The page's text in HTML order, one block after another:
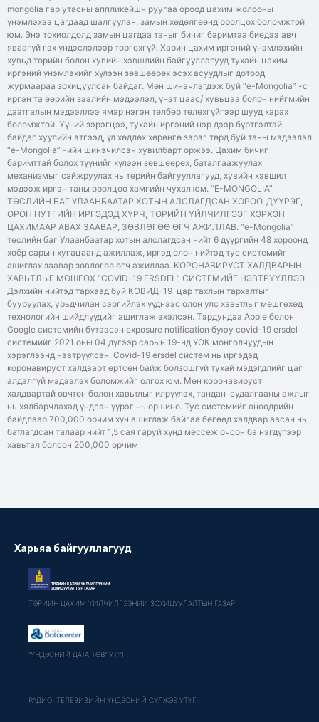
mongolia гар утасны аппликейшн руугаа ороод цахим жолооны
үнэмлэхээ цагдаад шалгуулан, замын хөдөлгөөнд оролцох боломжтой
юм. Энэ тохиолдолд замын цагдаа таныг бичиг баримтаа биедээ авч
яваагүй гэх үндэслэлээр торгохгүй. Харин цахим иргэний үнэмлэхийн
хувьд төрийн болон хувийн хэвшлийн байгууллагууд тухайн цахим
иргэний үнэмлэхийг хүлээн зөвшөөрөх эсэх асуудлыг дотоод
журмаараа зохицуулсан байдаг. Мөн шинэчлэгдэж буй “e-Mongolia” -с
иргэн та өөрийн зээлийн мэдээлэл, үнэт цаас/ хувьцаа болон нийгмийн
даатгалын мэдээллээ ямар нэгэн төлбөр төлөхгүйгээр шууд харах
боломжтой. Үүний зэрэгцээ, тухайн иргэний нэр дээр бүртгэлтэй
байдаг хуулийн этгээд, үл хөдлөх хөрөнгө зэрэг төрд буй таны мэдээлэл
“e-Mongolia” -ийн шинэчилсэн хувилбарт оржээ. Цахим бичиг
баримттай болох түүнийг хүлээн зөвшөөрөх, баталгаажуулах
механизмыг сайжруулах нь төрийн байгууллагууд, хувийн хэвшил
мэдээж иргэн таны оролцоо хамгийн чухал юм. “E-MONGOLIA”
ТӨСЛИЙН БАГ УЛААНБААТАР ХОТЫН АЛСЛАГДСАН ХОРОО, ДҮҮРЭГ,
ОРОН НУТГИЙН ИРГЭДЭД ХҮРЧ, ТӨРИЙН ҮЙЛЧИЛГЭЭГ ХЭРХЭН
ЦАХИМААР АВАХ ЗААВАР, ЗӨВЛӨГӨӨ ӨГЧ АЖИЛЛАВ. “e-Mongolia”
төслийн баг Улаанбаатар хотын алслагдсан нийт 6 дүүргийн 48 хороонд
хоёр сарын хугацаанд ажиллаж, иргэд олон нийтэд тус системийг
ашиглах заавар зөвлөгөө өгч ажиллаа. КОРОНАВИРУСТ ХАЛДВАРЫН
ХАВЬТЛЫГ МӨШГӨХ “COVID-19 ERSDEL” СИСТЕМИЙГ НЭВТРҮҮЛЛЭЭ
Дэлхийн нийтэд тархаад буй КОВИД-19 цар тахлын тархалтыг
бууруулах, урьдчилан сэргийлэх үүднээс олон улс хавьтлыг мөшгөхөд
технологийн шийдлүүдийг ашиглаж эхэлсэн. Тэрдундаа Apple болон
Google системийн бүтээсэн exposure notification буюу covid-19 ersdel
системийг 2021 оны 04 дүгээр сарын 19-нд УОК монголчуудын
хэрэглээнд нэвтрүүлсэн. Covid-19 ersdel систем нь иргэдэд
коронавируст халдварт өртсөн байж болзошгүй тухай мэдэгдлийг цаг
алдалгүй мэдээлэх боломжийг олгох юм. Мөн коронавируст
халдвартай өвчтөн болон хавьтлыг илрүүлэх, тандан судалгааны ажлыг
нь хялбарчлахад үндсэн үүрэг нь оршино. Тус системийг өнөөдрийн
байдлаар 700,000 орчим хүн ашиглаж байгаа бөгөөд халдвар авсан нь
батлагдсан талаар нийт 1,5 сая гаруй хүнд мессеж очсон ба нэгдүгээр
хавьтал болсон 200,000 орчим
Харьяа байгууллагууд
ТӨРИЙН ЦАХИМ ҮЙЛЧИЛГЭЭНИЙ ЗОХИЦУУЛАЛТЫН ГАЗАР
"ҮНДЭСНИЙ ДАТА ТӨВ" УТҮГ
РАДИО, ТЕЛЕВИЗИЙН ҮНДЭСНИЙ СҮЛЖЭЭ УТҮГ